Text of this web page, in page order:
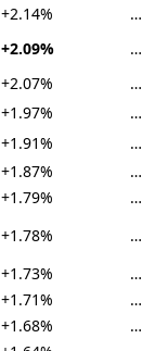
+2.14%
…
+2.09%
…
+2.07%
…
+1.97%
…
+1.91%
…
+1.87%
…
+1.79%
…
+1.78%
…
+1.73%
…
+1.71%
…
+1.68%
…